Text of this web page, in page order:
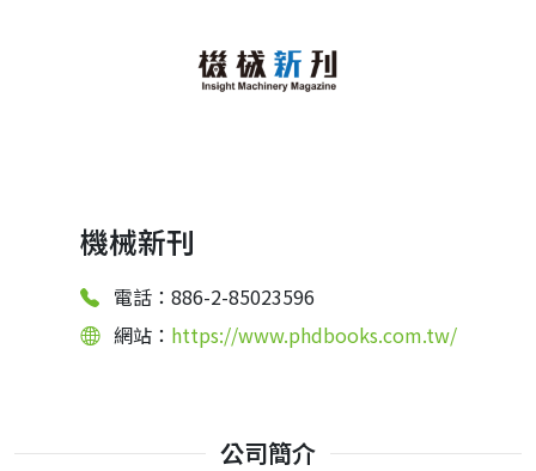
機械新刊
電話：886-2-85023596
網站： https://www.phdbooks.com.tw/
公司簡介